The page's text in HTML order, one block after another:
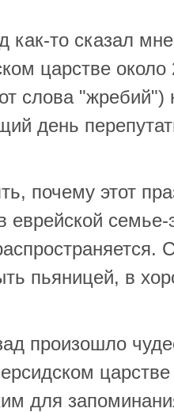
то сказал
царстве
слова "жребий")
день
почему этот
еврейской семье-
пьяницей, в
произошло
для